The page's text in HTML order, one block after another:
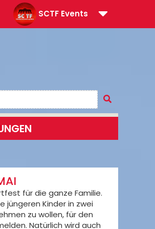
SCTF Events
für die ganze Familie.
jüngeren Kinder in zwei
zu wollen, für den
Natürlich wird auch